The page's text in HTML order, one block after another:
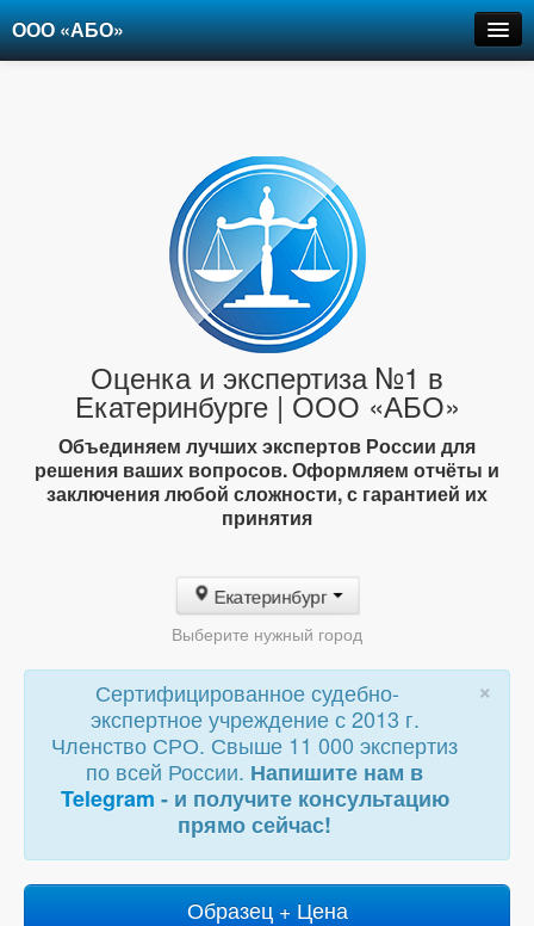
ООО «АБО»
Оценка и экспертиза №1 в
Екатеринбурге | ООО «АБО»
Объединяем лучших экспертов России для
решения ваших вопросов. Оформляем отчёты и
заключения любой сложности, с гарантией их
принятия
Екатеринбург
Выберите нужный город
×
Сертифицированное судебно-
экспертное учреждение с 2013 г.
Членство СРО. Свыше 11 000 экспертиз
по всей России. Напишите нам в
Telegram - и получите консультацию
прямо сейчас!
Образец + Цена